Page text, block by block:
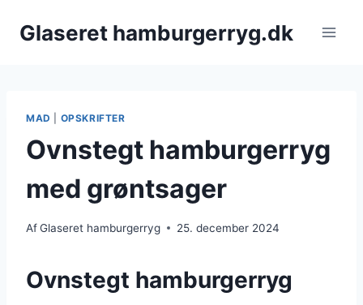
Glaseret hamburgerryg.dk
MAD OPSKRIFTER
Ovnstegt hamburgerryg
med grøntsager
AfGlaseret hamburgerryg 25. december 2024
Ovnstegt hamburgerryg